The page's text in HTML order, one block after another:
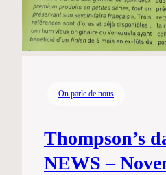
On parle de nous
Thompson’s
NEWS –